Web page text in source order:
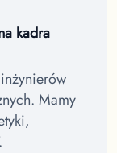
kadra
Mamy